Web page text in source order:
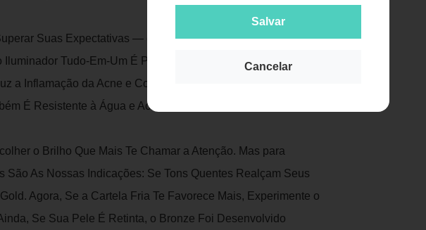
Salvar
Cancelar
Suas Expectativas — e Podemos! — Essa Fórmula
Iluminador Tudo-Em-Um É Potencializado com Cutibiome
a Inflamação da Acne e Controla a Oleosidade. e para Brilhar
É Resistente à Água e Ao Suor.
o Brilho Que Mais Te Chamar a Atenção. Mas para
São As Nossas Indicações: Se Tons Quentes Realçam Seus
Agora, Se a Cartela Fria Te Favorece Mais, Experimente o
Se Sua Pele É Retinta, o Bronze Foi Desenvolvido